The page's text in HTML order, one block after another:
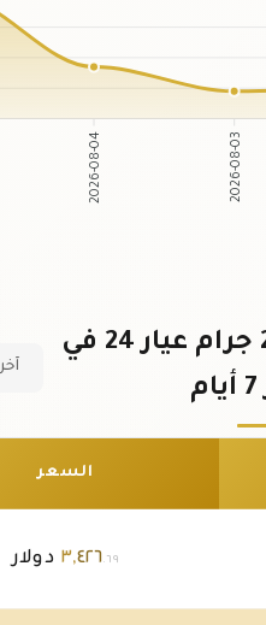
2026-08-04 2026-08-03
سعر سبيكة ذهب 25 جرام عيار 24 في
آخر 6 أشهر
السعر
٣,٤٢٦.٦٩ دولار